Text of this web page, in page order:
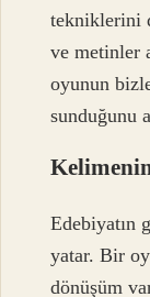
tekniklerini
ve metinler
oyunun
sunduğunu
Edebiyatın
yatar. Bir
dönüşüm